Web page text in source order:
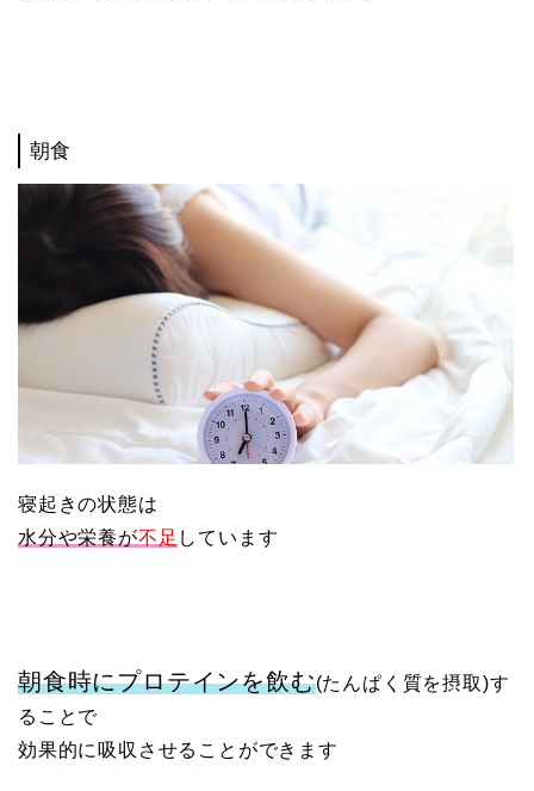
朝食
寝起きの状態は
水分や栄養が不足 しています
朝食時にプロテインを飲む(たんぱく質を摂取)す
ることで
効果的に吸収させることができます